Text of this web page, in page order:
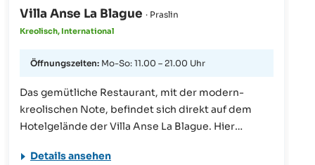
Villa Anse La Blague · Praslin
Kreolisch, International
Öffnungszeiten: Mo-So: 11.00 – 21.00 Uhr
Das gemütliche Restaurant, mit der modern-
kreolischen Note, befindet sich direkt auf dem
Hotelgelände der Villa Anse La Blague. Hier
lokalen Zutaten angeboten - und das Ganze nicht
Details ansehen